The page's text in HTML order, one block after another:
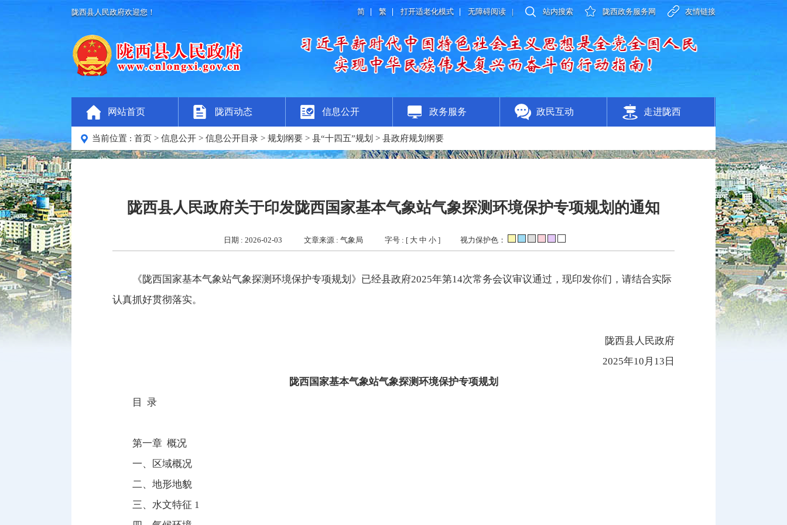
陇西县人民政府欢迎您！ 友情链接
陇西政务服务网
站内搜索
无障碍阅读 |
打开适老化模式
繁
简
网站首页 陇西动态 信息公开 政务服务 政民互动 走进陇西
当前位置 : 首页 > 信息公开 > 信息公开目录 > 规划纲要 > 县“十四五”规划 > 县政府规划纲要
陇西县人民政府关于印发陇西国家基本气象站气象探测环境保护专项规划的通知
日期 : 2026-02-03 文章来源 : 气象局 字号 : [ 大 中 小] 视力保护色：
《陇西国家基本气象站气象探测环境保护专项规划》已经县政府2025年第14次常务会议审议通过，现印发你们，请结合实际
认真抓好贯彻落实。
陇西县人民政府
2025年10月13日
陇西国家基本气象站气象探测环境保护专项规划
目 录
第一章 概况
一、区域概况
二、地形地貌
三、水文特征 1